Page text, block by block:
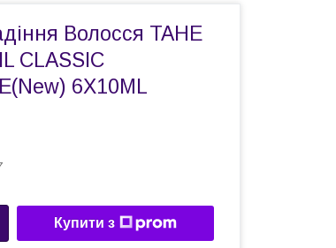
Волосся TAHE
CLASSIC
6X10ML
Купити з